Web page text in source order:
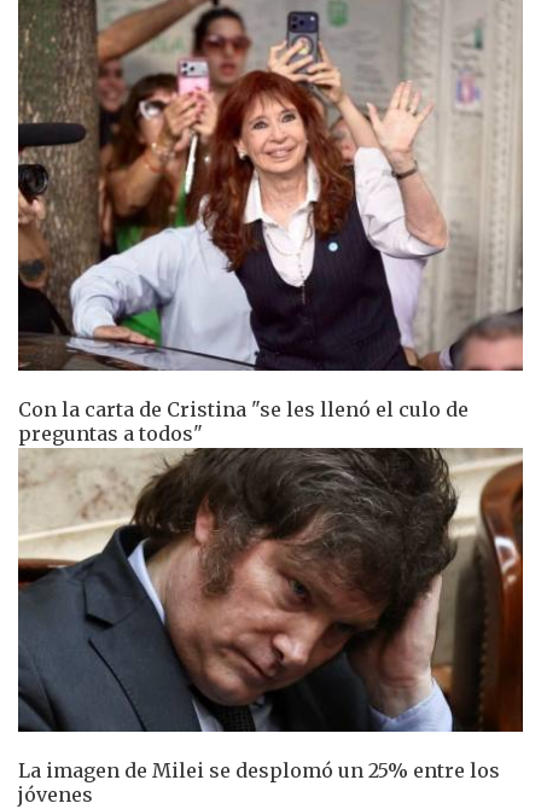
Con la carta de Cristina "se les llenó el culo de
preguntas a todos"
La imagen de Milei se desplomó un 25% entre los
jóvenes